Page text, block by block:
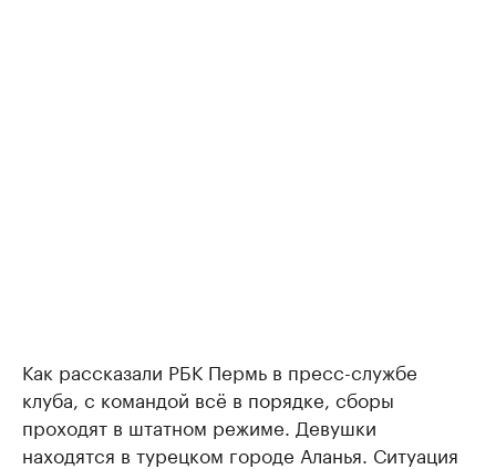
Как рассказали РБК Пермь в пресс-службе
клуба, с командой всё в порядке, сборы
проходят в штатном режиме. Девушки
находятся в турецком городе Аланья. Ситуация